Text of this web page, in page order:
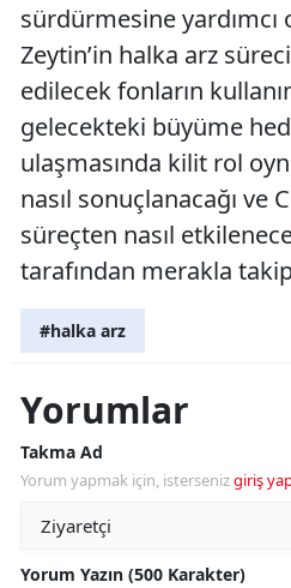
sürdürmesine yardımcı
Zeytin’in halka arz
edilecek fonların
gelecekteki büyüme
ulaşmasında kilit rol
nasıl sonuçlanacağı ve
süreçten nasıl
tarafından merakla
#halka arz
Yorumlar
Takma Ad
Yorum yapmak için, istersenizgiriş
Yorum Yazın (500 Karakter)